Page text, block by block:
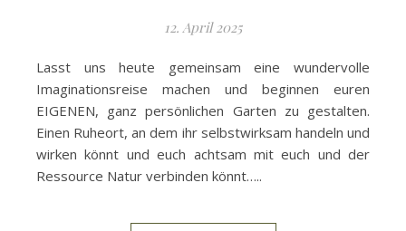
12. April 2025
Lasst uns heute gemeinsam eine wundervolle
Imaginationsreise machen und beginnen euren
EIGENEN, ganz persönlichen Garten zu gestalten.
Einen Ruheort, an dem ihr selbstwirksam handeln und
wirken könnt und euch achtsam mit euch und der
Ressource Natur verbinden könnt…..